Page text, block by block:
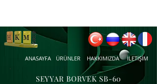
ANASAYFA ÜRÜNLER HAKKIMIZDA İLETİŞİM
SEYYAR BORVEK SB-60